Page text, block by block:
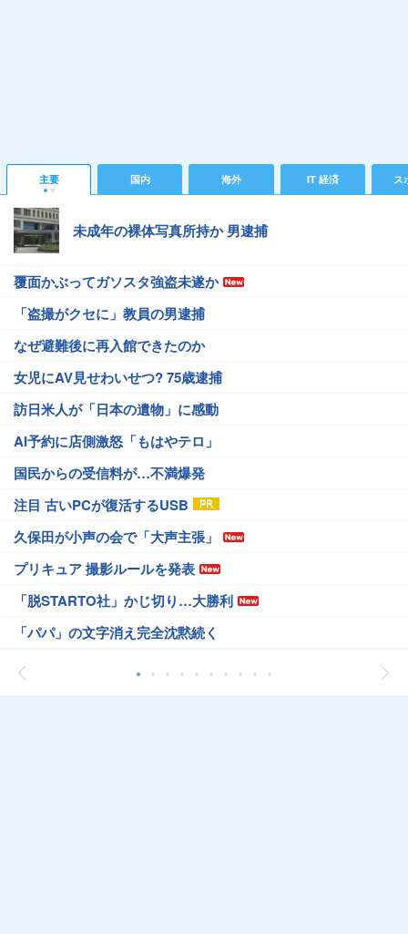
主要 国内 海外 IT 経済 ス
未成年の裸体写真所持か 男逮捕
覆面かぶってガソスタ強盗未遂か
「盗撮がクセに」教員の男逮捕
なぜ避難後に再入館できたのか
女児にAV見せわいせつ? 75歳逮捕
訪日米人が「日本の遺物」に感動
AI予約に店側激怒「もはやテロ」
国民からの受信料が…不満爆発
注目 古いPCが復活するUSB
久保田が小声の会で「大声主張」
プリキュア 撮影ルールを発表
「脱STARTO社」かじ切り…大勝利
「パパ」の文字消え完全沈黙続く